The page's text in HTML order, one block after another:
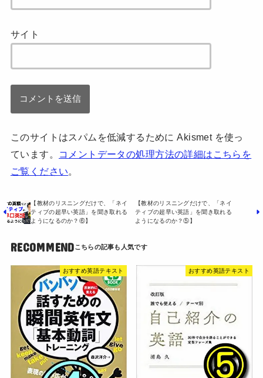
サイト
このサイトはスパムを低減するために Akismet を使っ
ています。
コメントデータの処理方法の詳細はこちらを
ご覧ください。
【教材のリスニングだけで、「ネイ
ティブの超早い英語」を聞き取れる
ようになるのか？⑥】
【教材のリスニングだけで、「ネイ
ティブの超早い英語」を聞き取れる
ようになるのか？⑤】
RECOMMEND
おすすめ英語テキスト おすすめ英語テキスト